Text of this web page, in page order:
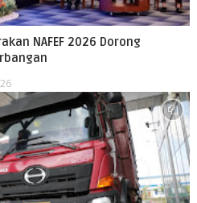
NAFEF 2026 Dorong